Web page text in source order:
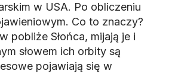
w USA. Po obliczeniu
Co to znaczy?
pobliże Słońca, mijają je i
słowem ich orbity są
pojawiają się w